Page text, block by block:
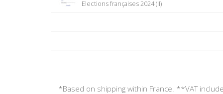
Elections françaises 2024 (II)
*Based on shipping within France. **VAT